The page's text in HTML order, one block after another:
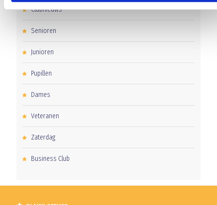
Clubnieuws
Senioren
Junioren
Pupillen
Dames
Veteranen
Zaterdag
Business Club